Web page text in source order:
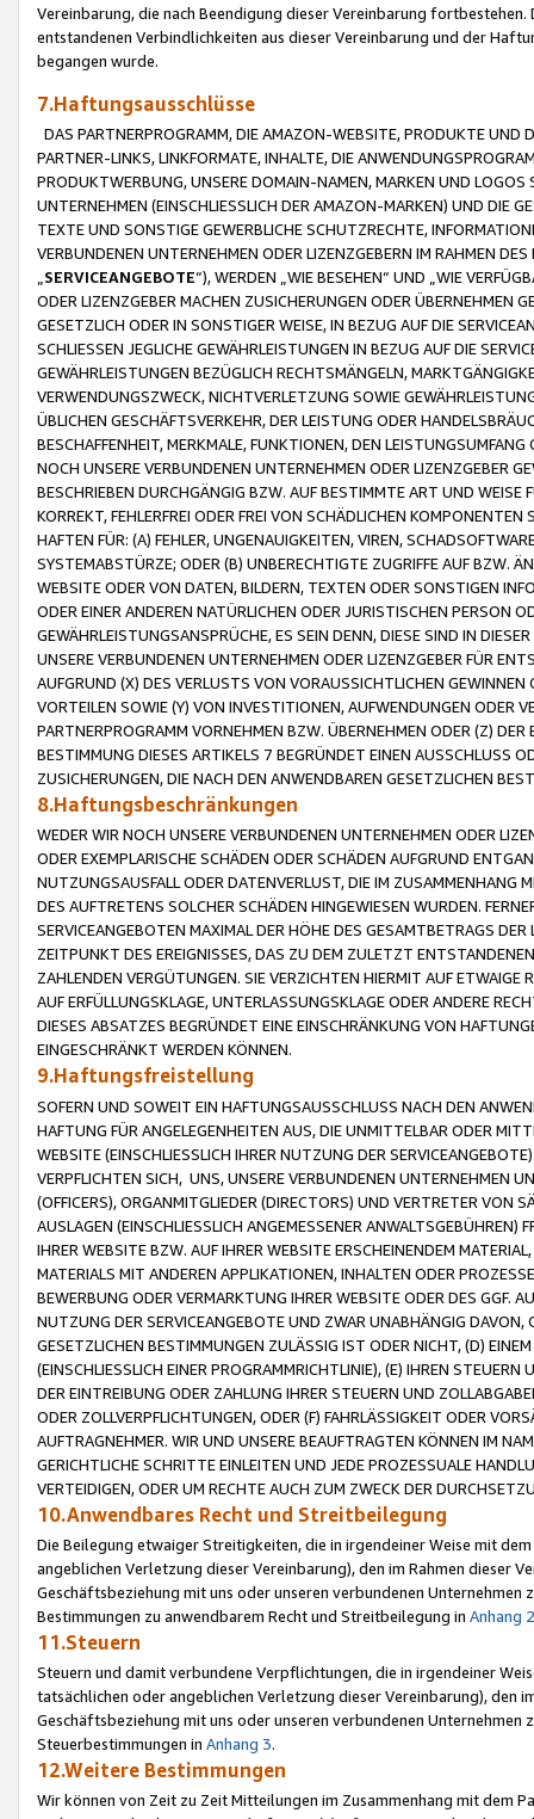
Vereinbarung, die nach Beendigung dieser Vereinbarung
entstandenen Verbindlichkeiten aus dieser Vereinbarung und der
begangen wurde.
7.Haftungsausschlüsse
DAS PARTNERPROGRAMM, DIE AMAZON-WEBSITE, PRODUKTE UND
PARTNER-LINKS, LINKFORMATE, INHALTE, DIE
PRODUKTWERBUNG, UNSERE DOMAIN-NAMEN, MARKEN UND
UNTERNEHMEN (EINSCHLIESSLICH DER AMAZON-MARKEN) UND DIE
TEXTE UND SONSTIGE GEWERBLICHE SCHUTZRECHTE,
VERBUNDENEN UNTERNEHMEN ODER LIZENZGEBERN IM RAHMEN
SERVICEANGEBOTE“), WERDEN „WIE BESEHEN“ UND „WIE
ODER LIZENZGEBER MACHEN ZUSICHERUNGEN ODER ÜBERNEHMEN
GESETZLICH ODER IN SONSTIGER WEISE, IN BEZUG AUF DIE
SCHLIESSEN JEGLICHE GEWÄHRLEISTUNGEN IN BEZUG AUF DIE
GEWÄHRLEISTUNGEN BEZÜGLICH RECHTSMÄNGELN,
VERWENDUNGSZWECK, NICHTVERLETZUNG SOWIE
ÜBLICHEN GESCHÄFTSVERKEHR, DER LEISTUNG ODER
BESCHAFFENHEIT, MERKMALE, FUNKTIONEN, DEN
NOCH UNSERE VERBUNDENEN UNTERNEHMEN ODER LIZENZGEBER
BESCHRIEBEN DURCHGÄNGIG BZW. AUF BESTIMMTE ART UND
KORREKT, FEHLERFREI ODER FREI VON SCHÄDLICHEN
HAFTEN FÜR: (A) FEHLER, UNGENAUIGKEITEN, VIREN,
SYSTEMABSTÜRZE; ODER (B) UNBERECHTIGTE ZUGRIFFE AUF BZW.
WEBSITE ODER VON DATEN, BILDERN, TEXTEN ODER SONSTIGEN
ODER EINER ANDEREN NATÜRLICHEN ODER JURISTISCHEN PERSON
GEWÄHRLEISTUNGSANSPRÜCHE, ES SEIN DENN, DIESE SIND IN
UNSERE VERBUNDENEN UNTERNEHMEN ODER LIZENZGEBER FÜR
AUFGRUND (X) DES VERLUSTS VON VORAUSSICHTLICHEN
VORTEILEN SOWIE (Y) VON INVESTITIONEN, AUFWENDUNGEN ODER
PARTNERPROGRAMM VORNEHMEN BZW. ÜBERNEHMEN ODER (Z)
BESTIMMUNG DIESES ARTIKELS 7 BEGRÜNDET EINEN AUSSCHLUSS
ZUSICHERUNGEN, DIE NACH DEN ANWENDBAREN GESETZLICHEN
8.Haftungsbeschränkungen
WEDER WIR NOCH UNSERE VERBUNDENEN UNTERNEHMEN ODER
ODER EXEMPLARISCHE SCHÄDEN ODER SCHÄDEN AUFGRUND
NUTZUNGSAUSFALL ODER DATENVERLUST, DIE IM ZUSAMMENHANG
DES AUFTRETENS SOLCHER SCHÄDEN HINGEWIESEN WURDEN.
SERVICEANGEBOTEN MAXIMAL DER HÖHE DES GESAMTBETRAGS
ZEITPUNKT DES EREIGNISSES, DAS ZU DEM ZULETZT
ZAHLENDEN VERGÜTUNGEN. SIE VERZICHTEN HIERMIT AUF
AUF ERFÜLLUNGSKLAGE, UNTERLASSUNGSKLAGE ODER ANDERE
DIESES ABSATZES BEGRÜNDET EINE EINSCHRÄNKUNG VON
EINGESCHRÄNKT WERDEN KÖNNEN.
9.Haftungsfreistellung
SOFERN UND SOWEIT EIN HAFTUNGSAUSSCHLUSS NACH DEN
HAFTUNG FÜR ANGELEGENHEITEN AUS, DIE UNMITTELBAR ODER
WEBSITE (EINSCHLIESSLICH IHRER NUTZUNG DER
VERPFLICHTEN SICH, UNS, UNSERE VERBUNDENEN UNTERNEHMEN
(OFFICERS), ORGANMITGLIEDER (DIRECTORS) UND VERTRETER VON
AUSLAGEN (EINSCHLIESSLICH ANGEMESSENER
IHRER WEBSITE BZW. AUF IHRER WEBSITE ERSCHEINENDEM
MATERIALS MIT ANDEREN APPLIKATIONEN, INHALTEN ODER
BEWERBUNG ODER VERMARKTUNG IHRER WEBSITE ODER DES GGF.
NUTZUNG DER SERVICEANGEBOTE UND ZWAR UNABHÄNGIG
GESETZLICHEN BESTIMMUNGEN ZULÄSSIG IST ODER NICHT, (D)
(EINSCHLIESSLICH EINER PROGRAMMRICHTLINIE), (E) IHREN
DER EINTREIBUNG ODER ZAHLUNG IHRER STEUERN UND
ODER ZOLLVERPFLICHTUNGEN, ODER (F) FAHRLÄSSIGKEIT ODER
AUFTRAGNEHMER. WIR UND UNSERE BEAUFTRAGTEN KÖNNEN IM
GERICHTLICHE SCHRITTE EINLEITEN UND JEDE PROZESSUALE
VERTEIDIGEN, ODER UM RECHTE AUCH ZUM ZWECK DER
10.Anwendbares Recht und Streitbeilegung
Die Beilegung etwaiger Streitigkeiten, die in irgendeiner Weise mit
angeblichen Verletzung dieser Vereinbarung), den im Rahmen dieser
Geschäftsbeziehung mit uns oder unseren verbundenen
Bestimmungen zu anwendbarem Recht und Streitbeilegung in Anhang 2
11.Steuern
Steuern und damit verbundene Verpflichtungen, die in irgendeiner
tatsächlichen oder angeblichen Verletzung dieser Vereinbarung), den
Geschäftsbeziehung mit uns oder unseren verbundenen
Steuerbestimmungen in Anhang 3.
12.Weitere Bestimmungen
Wir können von Zeit zu Zeit Mitteilungen im Zusammenhang mit dem